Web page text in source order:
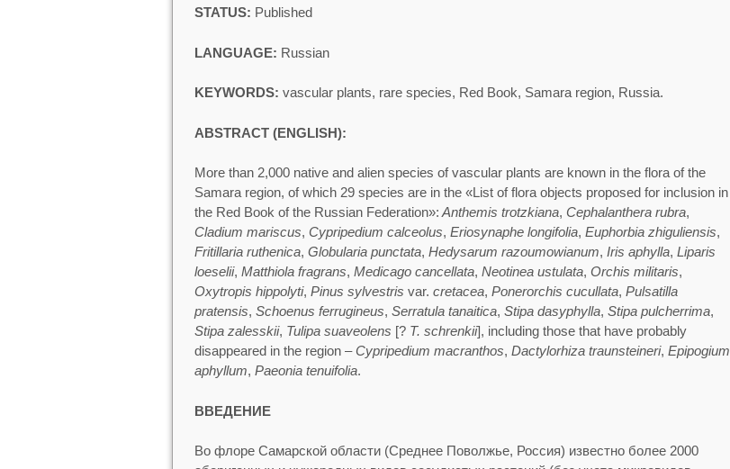
STATUS: Published
LANGUAGE: Russian
KEYWORDS: vascular plants, rare species, Red Book, Samara region, Russia.
ABSTRACT (ENGLISH):
More than 2,000 native and alien species of vascular plants are known in the flora of the
Samara region, of which 29 species are in the «List of flora objects proposed for inclusion in
the Red Book of the Russian Federation»: Anthemis trotzkiana, Cephalanthera rubra,
Cladium mariscus, Cypripedium calceolus, Eriosynaphe longifolia, Euphorbia zhiguliensis,
Fritillaria ruthenica, Globularia punctata, Hedysarum razoumowianum, Iris aphylla, Liparis
loeselii, Matthiola fragrans, Medicago cancellata, Neotinea ustulata, Orchis militaris,
Oxytropis hippolyti, Pinus sylvestris var. cretacea, Ponerorchis cucullata, Pulsatilla
pratensis, Schoenus ferrugineus, Serratula tanaitica, Stipa dasyphylla, Stipa pulcherrima,
Stipa zalesskii, Tulipa suaveolens [? T. schrenkii], including those that have probably
disappeared in the region –Cypripedium macranthos, Dactylorhiza traunsteineri, Epipogium
aphyllum, Paeonia tenuifolia.
ВВЕДЕНИЕ
Во флоре Самарской области (Среднее Поволжье, Россия) известно более 2000